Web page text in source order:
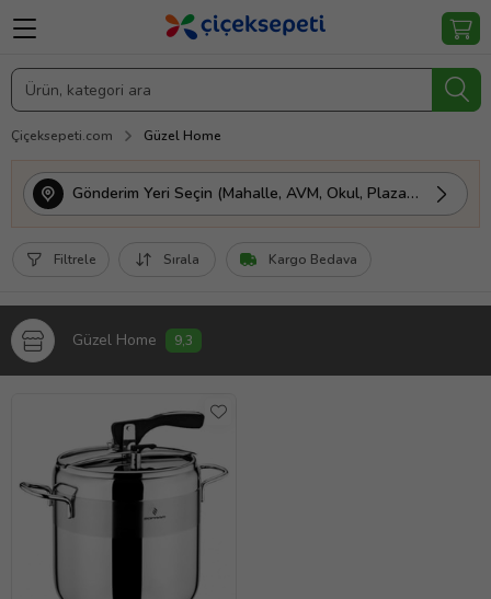
Çiçeksepeti.com Güzel Home
Gönderim Yeri Seçin (Mahalle, AVM, Okul, Plaza vs.)
Filtrele Sırala Kargo Bedava
Güzel Home 9,3